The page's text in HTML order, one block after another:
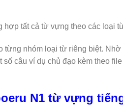
hợp tất cả từ vựng theo các loại
từng nhóm loại từ riêng biệt.
số câu ví dụ chủ đạo kèm theo
N1 từ vựng